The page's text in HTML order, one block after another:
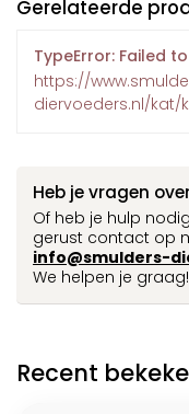
Gerelateerde
TypeError: Failed
https://
diervoeders.nl/kat/
Heb je vragen
Of heb je hulp
gerust contact op
info@smulders-
We helpen je graag!
Recent